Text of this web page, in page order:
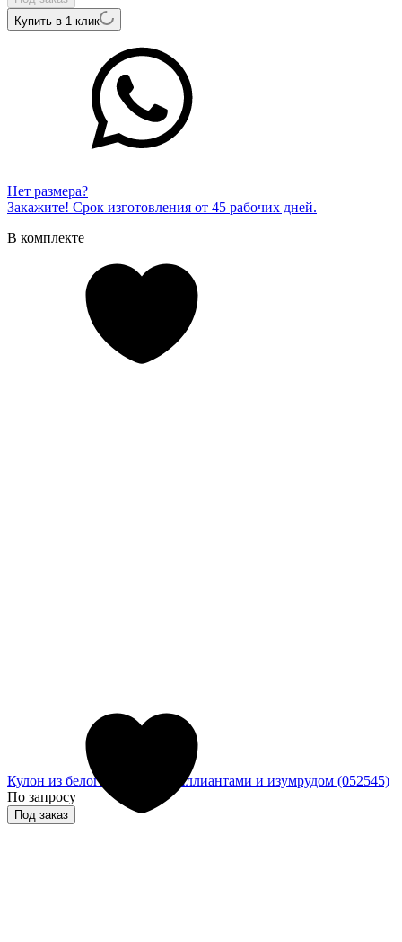
Купить в 1 клик
Нет размера?
Закажите! Срок изготовления от 45 рабочих дней.
В комплекте
Кулон из белого золота с бриллиантами и изумрудом (052545)
По запросу
Под заказ